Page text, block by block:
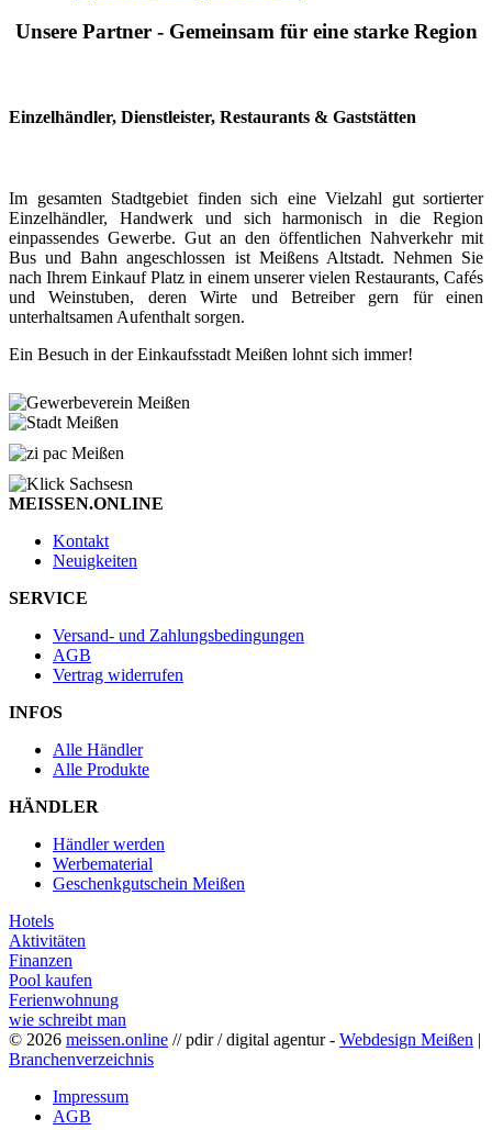
Unsere Partner - Gemeinsam für eine starke Region
Einzelhändler, Dienstleister, Restaurants & Gaststätten
Im gesamten Stadtgebiet finden sich eine Vielzahl gut sortierter
Einzelhändler, Handwerk und sich harmonisch in die Region
einpassendes Gewerbe. Gut an den öffentlichen Nahverkehr mit
Bus und Bahn angeschlossen ist Meißens Altstadt. Nehmen Sie
nach Ihrem Einkauf Platz in einem unserer vielen Restaurants, Cafés
und Weinstuben, deren Wirte und Betreiber gern für einen
unterhaltsamen Aufenthalt sorgen.
Ein Besuch in der Einkaufsstadt Meißen lohnt sich immer!
MEISSEN.ONLINE
Kontakt
Neuigkeiten
SERVICE
Versand- und Zahlungsbedingungen
AGB
Vertrag widerrufen
INFOS
Alle Händler
Alle Produkte
HÄNDLER
Händler werden
Werbematerial
Geschenkgutschein Meißen
Hotels
Aktivitäten
Finanzen
Pool kaufen
Ferienwohnung
wie schreibt man
© 2026 meissen.online // pdir / digital agentur - Webdesign Meißen |
Branchenverzeichnis
Impressum
AGB